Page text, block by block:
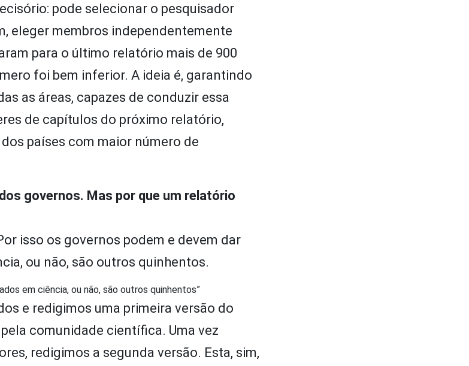
pode selecionar o pesquisador
eleger membros independentemente
para o último relatório mais de 900
foi bem inferior. A ideia é, garantindo
as áreas, capazes de conduzir essa
de capítulos do próximo relatório,
países com maior número de
governos. Mas por que um relatório
isso os governos podem e devem dar
ou não, são outros quinhentos.
em ciência, ou não, são outros quinhentos”
e redigimos uma primeira versão do
comunidade científica. Uma vez
redigimos a segunda versão. Esta, sim,